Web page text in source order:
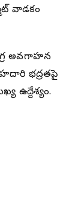
వాడకం
అవగాహన
భద్రతపై
ఉద్దేశ్యం.